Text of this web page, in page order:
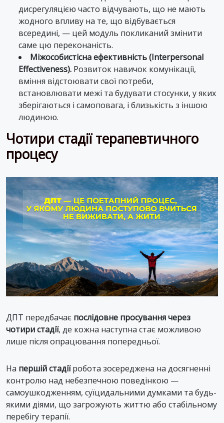
дисрегуляцією часто відчувають, що не мають
жодного впливу на те, що відбувається
всередині, — цей модуль покликаний змінити
саме цю переконаність.
Міжособистісна ефективність (Interpersonal
Effectiveness). Розвиток навичок комунікації,
вміння відстоювати свої потреби,
встановлювати межі та будувати стосунки, у яких
зберігаються і самоповага, і близькість з іншою
людиною.
Чотири стадії терапевтичного
процесу
ДПТ передбачає послідовне просування через
чотири стадії, де кожна наступна стає можливою
лише після опрацювання попередньої.
На першій стадіїробота зосереджена на досягненні
контролю над небезпечною поведінкою —
самоушкодженням, суїцидальними думками та будь-
якими діями, що загрожують життю або стабільному
перебігу терапії.